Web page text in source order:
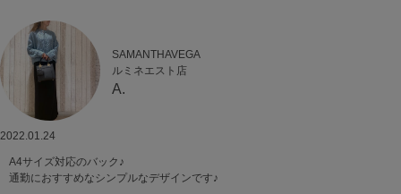
SAMANTHAVEGA
ルミネエスト店
A.
2022.01.24
A4サイズ対応のバック♪
通勤におすすめなシンプルなデザインです♪